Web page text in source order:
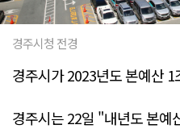
경주시청 전경
경주시가 2023년도 본예산
경주시는 22일 "내년도 본예